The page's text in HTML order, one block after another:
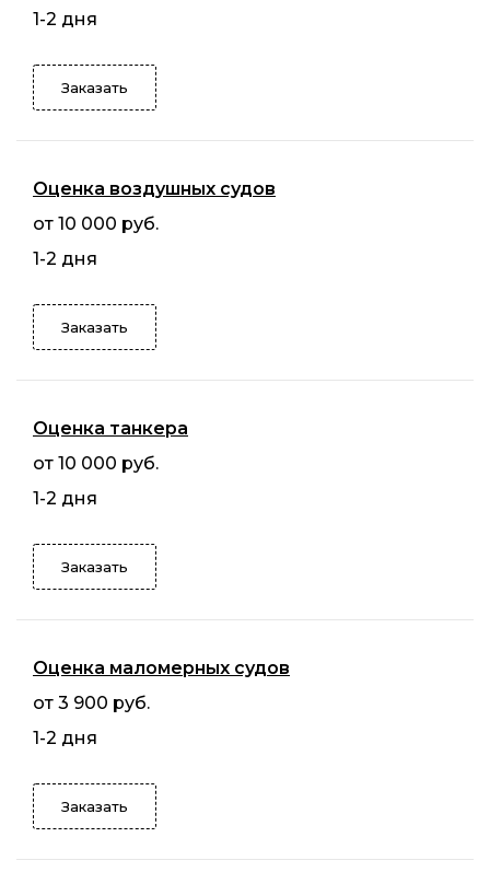
1-2 дня
Заказать
Оценка воздушных судов
от 10 000 руб.
1-2 дня
Заказать
Оценка танкера
от 10 000 руб.
1-2 дня
Заказать
Оценка маломерных судов
от 3 900 руб.
1-2 дня
Заказать